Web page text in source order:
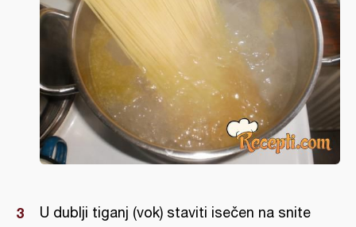
U dublji tiganj (vok) staviti isečen na snite